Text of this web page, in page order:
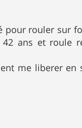
rouler sur
ans et roule
me liberer en